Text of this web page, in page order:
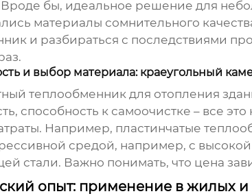
бы, идеальное решение для
материалы сомнительного
и разбираться с последствиями
и выбор материала: краеугольный
теплообменник для отопления
способность к самоочистке – все
Например, пластинчатые
средой, например, с
стали. Важно понимать, что цена
опыт: применение в жилых